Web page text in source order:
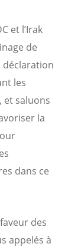
et l’Irak
de
déclaration
les
et saluons
la
dans ce
des
appelés à